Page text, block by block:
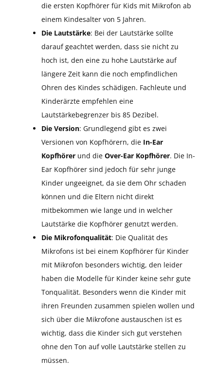
die ersten Kopfhörer für Kids mit Mikrofon ab
einem Kindesalter von 5 Jahren.
Die Lautstärke: Bei der Lautstärke sollte
darauf geachtet werden, dass sie nicht zu
hoch ist, den eine zu hohe Lautstärke auf
längere Zeit kann die noch empfindlichen
Ohren des Kindes schädigen. Fachleute und
Kinderärzte empfehlen eine
Lautstärkebegrenzer bis 85 Dezibel.
Die Version: Grundlegend gibt es zwei
Versionen von Kopfhörern, die In-Ear
Kopfhörer und die Over-Ear Kopfhörer. Die In-
Ear Kopfhörer sind jedoch für sehr junge
Kinder ungeeignet, da sie dem Ohr schaden
können und die Eltern nicht direkt
mitbekommen wie lange und in welcher
Lautstärke die Kopfhörer genutzt werden.
Die Mikrofonqualität: Die Qualität des
Mikrofons ist bei einem Kopfhörer für Kinder
mit Mikrofon besonders wichtig, den leider
haben die Modelle für Kinder keine sehr gute
Tonqualität. Besonders wenn die Kinder mit
ihren Freunden zusammen spielen wollen und
sich über die Mikrofone austauschen ist es
wichtig, dass die Kinder sich gut verstehen
ohne den Ton auf volle Lautstärke stellen zu
müssen.